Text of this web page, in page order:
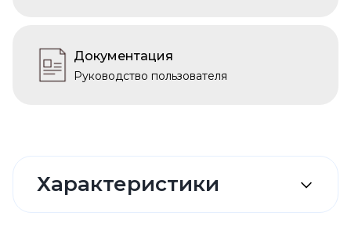
Документация
Руководство пользователя
Характеристики